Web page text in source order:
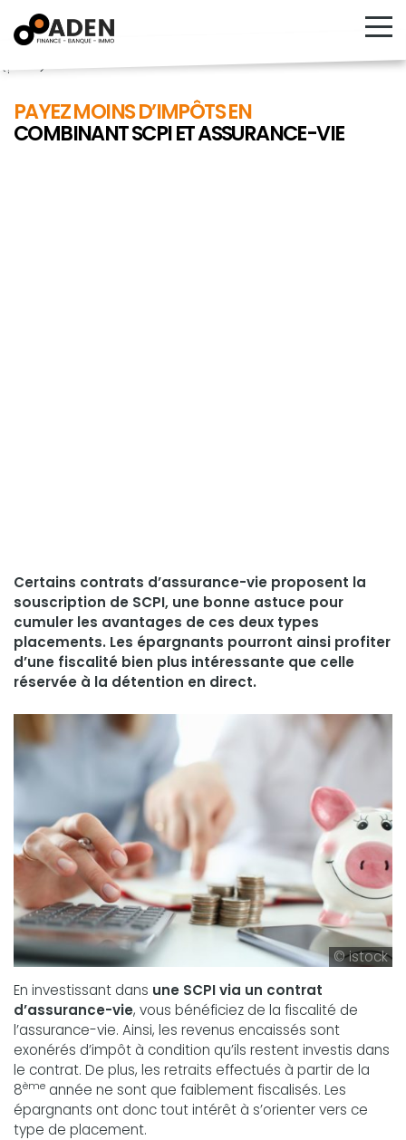
<!---->
PAYEZ MOINS D’IMPÔTS EN
COMBINANT SCPI ET ASSURANCE-VIE
Certains contrats d’assurance-vie proposent la
souscription de SCPI, une bonne astuce pour
cumuler les avantages de ces deux types
placements. Les épargnants pourront ainsi profiter
d’une fiscalité bien plus intéressante que celle
réservée à la détention en direct.
© istock
En investissant dans une SCPI via un contrat
d’assurance-vie, vous bénéficiez de la fiscalité de
l’assurance-vie. Ainsi, les revenus encaissés sont
exonérés d’impôt à condition qu’ils restent investis dans
le contrat. De plus, les retraits effectués à partir de la
8ème année ne sont que faiblement fiscalisés. Les
épargnants ont donc tout intérêt à s’orienter vers ce
type de placement.